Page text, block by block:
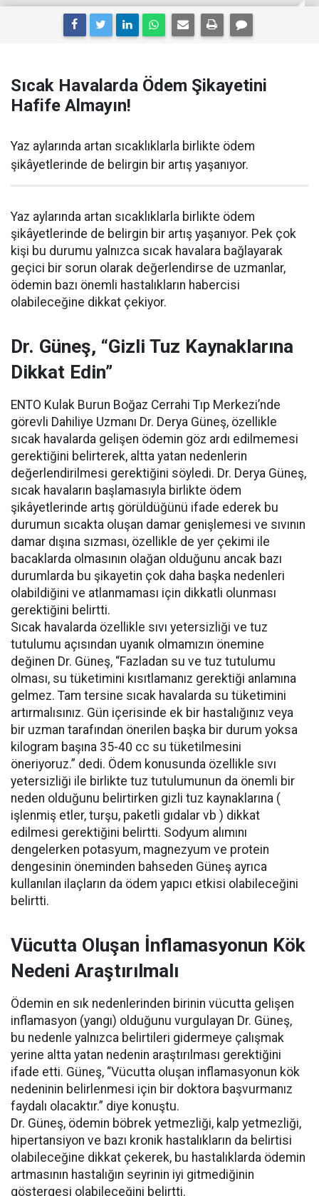
Sıcak Havalarda Ödem Şikayetini
Hafife Almayın!
Yaz aylarında artan sıcaklıklarla birlikte ödem
şikâyetlerinde de belirgin bir artış yaşanıyor.
Yaz aylarında artan sıcaklıklarla birlikte ödem
şikâyetlerinde de belirgin bir artış yaşanıyor. Pek çok
kişi bu durumu yalnızca sıcak havalara bağlayarak
geçici bir sorun olarak değerlendirse de uzmanlar,
ödemin bazı önemli hastalıkların habercisi
olabileceğine dikkat çekiyor.
Dr. Güneş, “Gizli Tuz Kaynaklarına
Dikkat Edin”
ENTO Kulak Burun Boğaz Cerrahi Tıp Merkezi’nde
görevli Dahiliye Uzmanı Dr. Derya Güneş, özellikle
sıcak havalarda gelişen ödemin göz ardı edilmemesi
gerektiğini belirterek, altta yatan nedenlerin
değerlendirilmesi gerektiğini söyledi. Dr. Derya Güneş,
sıcak havaların başlamasıyla birlikte ödem
şikâyetlerinde artış görüldüğünü ifade ederek bu
durumun sıcakta oluşan damar genişlemesi ve sıvının
damar dışına sızması, özellikle de yer çekimi ile
bacaklarda olmasının olağan olduğunu ancak bazı
durumlarda bu şikayetin çok daha başka nedenleri
olabildiğini ve atlanmaması için dikkatli olunması
gerektiğini belirtti.
Sıcak havalarda özellikle sıvı yetersizliği ve tuz
tutulumu açısından uyanık olmamızın önemine
değinen Dr. Güneş, “Fazladan su ve tuz tutulumu
olması, su tüketimini kısıtlamanız gerektiği anlamına
gelmez. Tam tersine sıcak havalarda su tüketimini
artırmalısınız. Gün içerisinde ek bir hastalığınız veya
bir uzman tarafından önerilen başka bir durum yoksa
kilogram başına 35-40 cc su tüketilmesini
öneriyoruz.” dedi. Ödem konusunda özellikle sıvı
yetersizliği ile birlikte tuz tutulumunun da önemli bir
neden olduğunu belirtirken gizli tuz kaynaklarına (
işlenmiş etler, turşu, paketli gıdalar vb ) dikkat
edilmesi gerektiğini belirtti. Sodyum alımını
dengelerken potasyum, magnezyum ve protein
dengesinin öneminden bahseden Güneş ayrıca
kullanılan ilaçların da ödem yapıcı etkisi olabileceğini
belirtti.
Vücutta Oluşan İnflamasyonun Kök
Nedeni Araştırılmalı
Ödemin en sık nedenlerinden birinin vücutta gelişen
inflamasyon (yangı) olduğunu vurgulayan Dr. Güneş,
bu nedenle yalnızca belirtileri gidermeye çalışmak
yerine altta yatan nedenin araştırılması gerektiğini
ifade etti. Güneş, “Vücutta oluşan inflamasyonun kök
nedeninin belirlenmesi için bir doktora başvurmanız
faydalı olacaktır.” diye konuştu.
Dr. Güneş, ödemin böbrek yetmezliği, kalp yetmezliği,
hipertansiyon ve bazı kronik hastalıkların da belirtisi
olabileceğine dikkat çekerek, bu hastalıklarda ödemin
artmasının hastalığın seyrinin iyi gitmediğinin
göstergesi olabileceğini belirtti.